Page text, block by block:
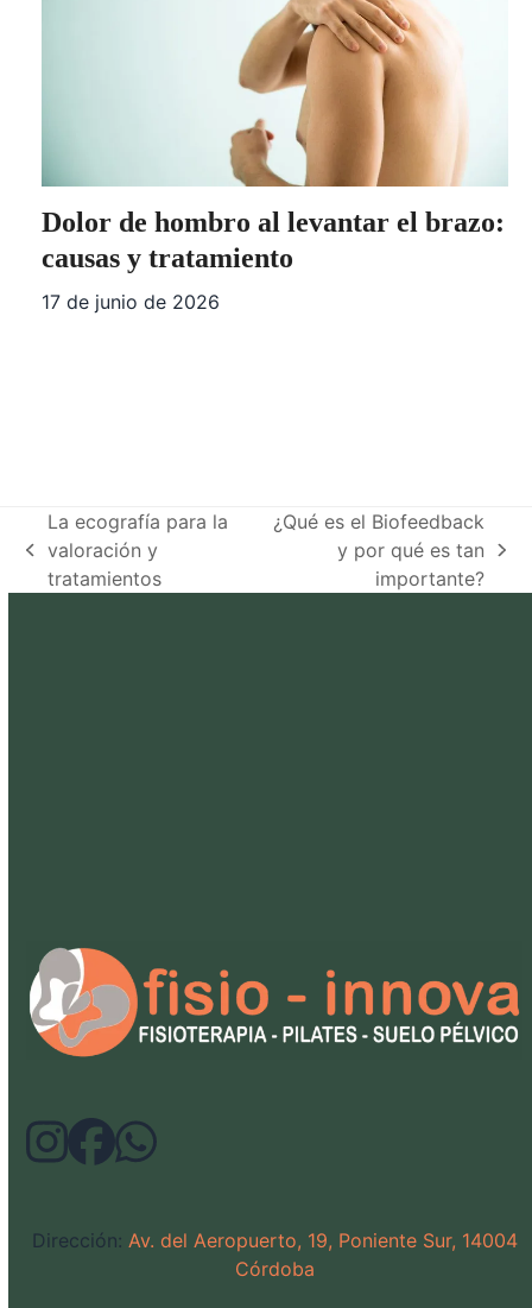
Dolor de hombro al levantar el brazo:
causas y tratamiento
17 de junio de 2026
previous
post:
La ecografía para la
valoración y
tratamientos
post:
¿Qué es el Biofeedback
y por qué es tan
importante?
Dirección: Av. del Aeropuerto, 19, Poniente Sur, 14004
Córdoba